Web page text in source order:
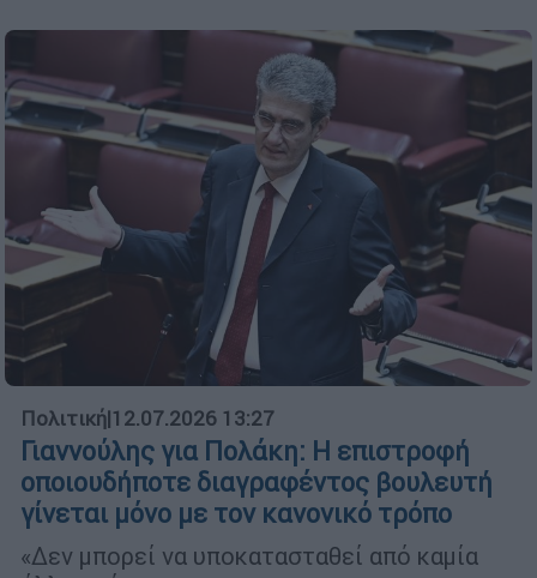
Πολιτική|12.07.2026 13:27
Γιαννούλης για Πολάκη: Η επιστροφή
οποιουδήποτε διαγραφέντος βουλευτή
γίνεται μόνο με τον κανονικό τρόπο
«Δεν μπορεί να υποκατασταθεί από καμία